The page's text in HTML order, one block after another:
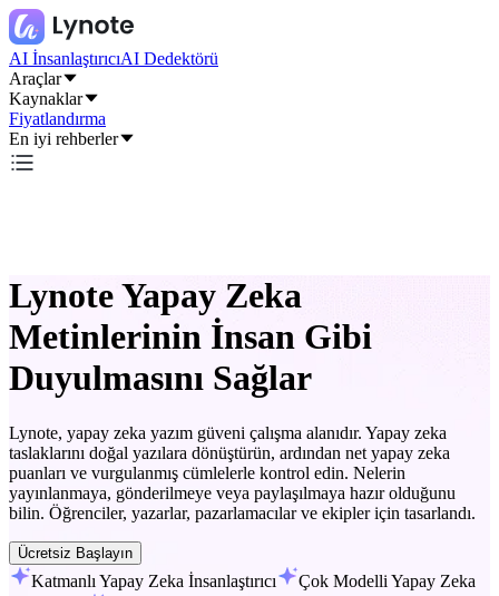
AI İnsanlaştırıcıAI Dedektörü
Araçlar
Kaynaklar
Fiyatlandırma
En iyi rehberler
Lynote Yapay Zeka
Metinlerinin İnsan Gibi
Duyulmasını Sağlar
Lynote, yapay zeka yazım güveni çalışma alanıdır. Yapay zeka
taslaklarını doğal yazılara dönüştürün, ardından net yapay zeka
puanları ve vurgulanmış cümlelerle kontrol edin. Nelerin
yayınlanmaya, gönderilmeye veya paylaşılmaya hazır olduğunu
bilin. Öğrenciler, yazarlar, pazarlamacılar ve ekipler için tasarlandı.
Ücretsiz Başlayın
Katmanlı Yapay Zeka İnsanlaştırıcı
Çok Modelli Yapay Zeka